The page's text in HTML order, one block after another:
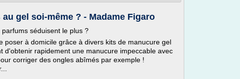
gel soi-même ? - Madame Figaro
séduisent le plus ?
poser à domicile grâce à divers kits de manucure gel
d'obtenir rapidement une manucure impeccable avec
corriger des ongles abîmés par exemple !